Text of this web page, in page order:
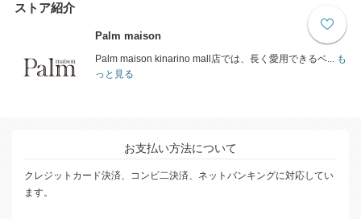
ストア紹介
Palm maison
Palm maison kinarino mall店では、長く愛用できるベ...も
っと見る
お支払い方法について
クレジットカード決済、コンビ二決済、ネットバンキングに対応してい
ます。